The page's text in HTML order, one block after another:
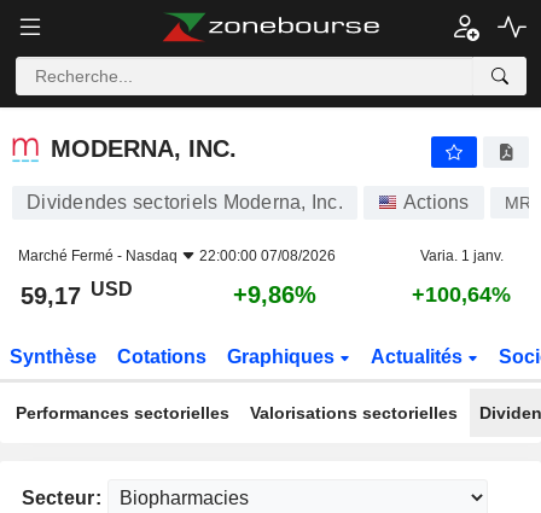
MODERNA, INC.
MODERNA, INC.
Dividendes sectoriels Moderna, Inc. Actions
Marché Fermé - Nasdaq 22:00:00 07/08/2026 Varia. 1 janv.
59,17 USD +9,86% +100,64%
Synthèse Cotations Graphiques Actualités
Performances sectorielles Valorisations sectorielles
Secteur: